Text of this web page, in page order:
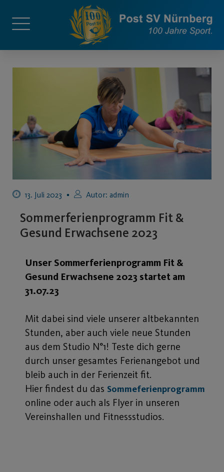
13. Juli 2023 Autor: admin
Sommerferienprogramm Fit &
Gesund Erwachsene 2023
Unser Sommerferienprogramm Fit &
Gesund Erwachsene 2023 startet am
31.07.23
Mit dabei sind viele unserer altbekannten
Stunden, aber auch viele neue Stunden
aus dem Studio N°1! Teste dich gerne
durch unser gesamtes Ferienangebot und
bleib auch in der Ferienzeit fit.
Hier findest du das Sommeferienprogramm
online oder auch als Flyer in unseren
Vereinshallen und Fitnessstudios.